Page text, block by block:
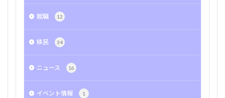
就職 12
移民 34
ニュース 16
イベント情報 1